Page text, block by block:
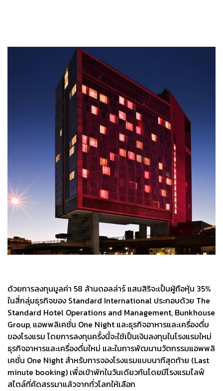
ด้วยการลงทุนมูลค่า 58 ล้านดอลล่าร์ แสนสิริจะเป็นผู้ถือหุ้น 35%
ในสี่กลุ่มธุรกิจของ Standard International ประกอบด้วย The
Standard Hotel Operations and Management, Bunkhouse
Group, แอพพลิเคชั่น One Night และธุรกิจอาหารและเครื่องดื่ม
ของโรงแรม โดยการลงทุนครั้งนี้จะใช้เป็นเงินลงทุนในโรงแรมใหม่
ธุรกิจอาหารและเครื่องดื่มใหม่ และในการพัฒนานวัตกรรมแอพพลิ
เคชั่น One Night สำหรับการจองโรงแรมแบบนาทีสุดท้าย (Last
minute booking) เพื่อเข้าพักในวันเดียวกันโดยมีโรงแรมไลฟ์
สไตล์ที่คัดสรรมาแล้วจากทั่วโลกให้เลือก